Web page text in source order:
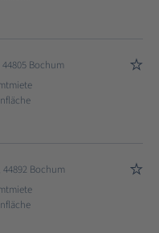
Bochum
44892 Bochum